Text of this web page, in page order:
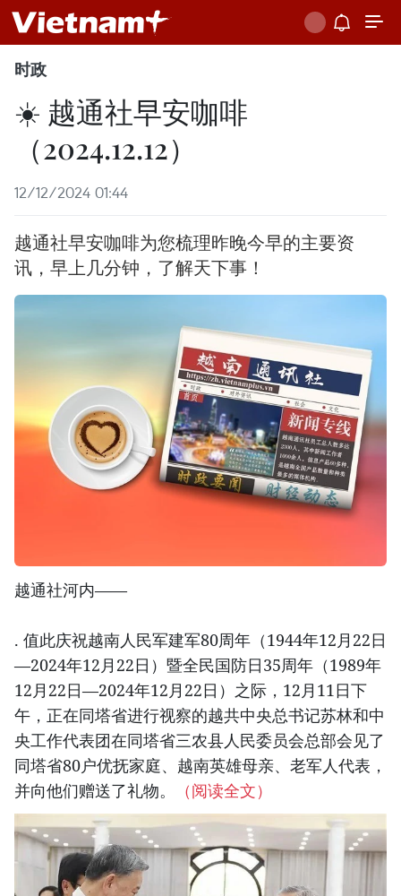
时政
☀️ 越通社早安咖啡
（2024.12.12）
12/12/2024 01:44
越通社早安咖啡为您梳理昨晚今早的主要资
讯，早上几分钟，了解天下事！
越通社河内——
. 值此庆祝越南人民军建军80周年（1944年12月22日
—2024年12月22日）暨全民国防日35周年（1989年
12月22日—2024年12月22日）之际，12月11日下
午，正在同塔省进行视察的越共中央总书记苏林和中
央工作代表团在同塔省三农县人民委员会总部会见了
同塔省80户优抚家庭、越南英雄母亲、老军人代表，
并向他们赠送了礼物。
（阅读全文）